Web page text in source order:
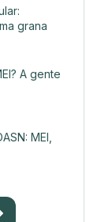
grana
A gente
MEI,